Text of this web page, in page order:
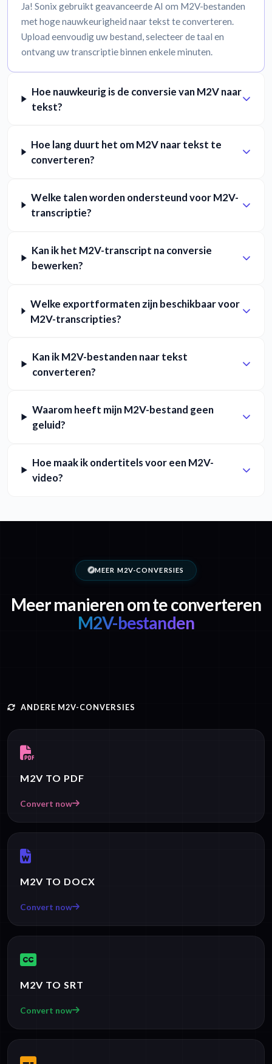
Ja! Sonix gebruikt geavanceerde AI om M2V-bestanden
met hoge nauwkeurigheid naar tekst te converteren.
Upload eenvoudig uw bestand, selecteer de taal en
ontvang uw transcriptie binnen enkele minuten.
Hoe nauwkeurig is de conversie van M2V naar
tekst?
Hoe lang duurt het om M2V naar tekst te
converteren?
Welke talen worden ondersteund voor M2V-
transcriptie?
Kan ik het M2V-transcript na conversie
bewerken?
Welke exportformaten zijn beschikbaar voor
M2V-transcripties?
Kan ik M2V-bestanden naar tekst
converteren?
Waarom heeft mijn M2V-bestand geen
geluid?
Hoe maak ik ondertitels voor een M2V-
video?
MEER M2V-CONVERSIES
Meer manieren om te converteren
M2V-bestanden
ANDERE M2V-CONVERSIES
M2V TO PDF
Convert now
M2V TO DOCX
Convert now
M2V TO SRT
Convert now